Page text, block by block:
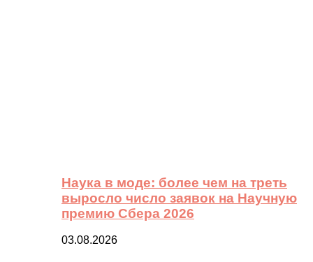
Наука в моде: более чем на треть
выросло число заявок на Научную
премию Сбера 2026
03.08.2026